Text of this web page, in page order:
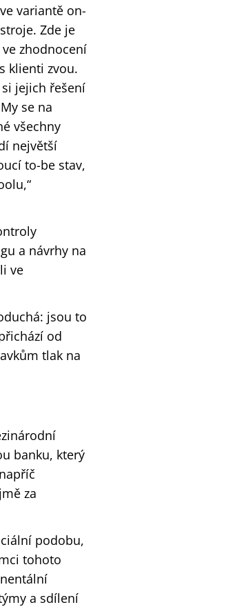
variantě on-
Zde je
zhodnocení
klienti zvou.
jejich řešení
se na
všechny
největší
to-be stav,
a návrhy na
ve
jsou to
od
tlak na
banku, který
za
podobu,
tohoto
a sdílení